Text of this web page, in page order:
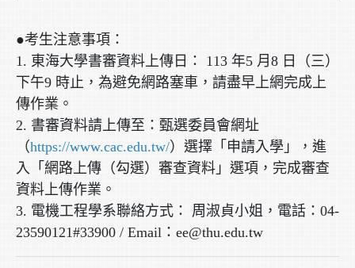
●考生注意事項：
1. 東海大學書審資料上傳日： 113 年5 月8 日（三）
下午9 時止，為避免網路塞車，請盡早上網完成上
傳作業。
2. 書審資料請上傳至：甄選委員會網址
（https://www.cac.edu.tw/）選擇「申請入學」，進
入「網路上傳（勾選）審查資料」選項，完成審查
資料上傳作業。
3. 電機工程學系聯絡方式： 周淑貞小姐，電話：04-
23590121#33900 / Email：ee@thu.edu.tw